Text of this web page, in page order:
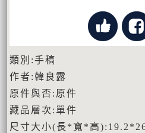
類別:手稿
作者:韓良露
原件與否:原件
藏品層次:單件
尺寸大小(長*寬*高